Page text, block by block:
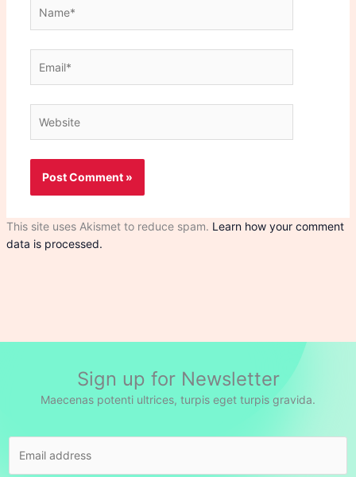
This site uses Akismet to reduce spam. Learn how your comment
data is processed.
Sign up for Newsletter
Maecenas potenti ultrices, turpis eget turpis gravida.